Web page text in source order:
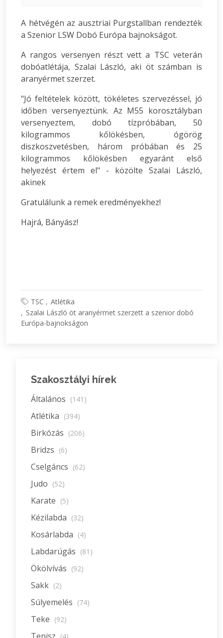
A hétvégén az ausztriai Purgstallban rendezték
a Szenior LSW Dobó Európa bajnokságot.
A rangos versenyen részt vett a TSC veterán
dobóatlétája, Szalai László, aki öt számban is
aranyérmet szerzet.
"Jó feltételek között, tökéletes szervezéssel, jó
időben versenyeztünk. Az M55 korosztályban
versenyeztem, dobó tízpróbában, 50
kilogrammos kőlökésben, ógörög
diszkoszvetésben, három próbában és 25
kilogrammos kőlökésben egyaránt első
helyezést értem el" - közölte Szalai László,
akinek
Gratulálunk a remek eredményekhez!
Hajrá, Bányász!
TSC
Atlétika
Szalai László öt aranyérmet szerzett a szenior dobó
Európa-bajnokságon
Szakosztályi hírek
Általános (141)
Atlétika (394)
Birkózás (206)
Bridzs (6)
Cselgáncs (62)
Judo (52)
Karate (5)
Kézilabda (32)
Kosárlabda (4)
Labdarúgás (81)
Ökölvívás (92)
Sakk (2)
Súlyemelés (74)
Teke (92)